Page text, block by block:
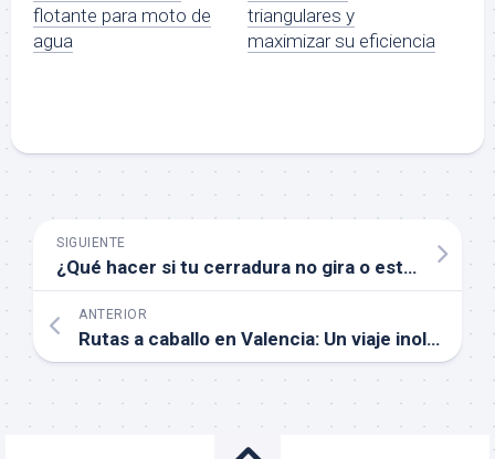
flotante para moto de
agua
triangulares y
maximizar su eficiencia
SIGUIENTE
¿Qué hacer si tu cerradura no gira o está atascada en La Pobla de Vallbona?
ANTERIOR
Rutas a caballo en Valencia: Un viaje inolvidable por la naturaleza